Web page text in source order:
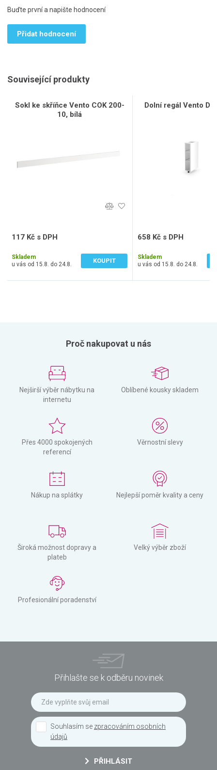
Buďte první a napište hodnocení
Přidat hodnocení
Související produkty
Sokl ke skříňce Vento COK 200-
10, bílá
117 Kč s DPH
Skladem
u vás od 15.8. do 24.8.
KOUPIT
Dolní regál Vento
658 Kč s DPH
Skladem
u vás od 15.8. do 24.8.
Proč nakupovat u nás
Nejširší výběr nábytku na
internetu
Oblíbené kousky skladem
Přes 4000 spokojených
referencí
Věrnostní slevy
Nákup na splátky Nejlepší poměr kvality a ceny
Široká možnost dopravy a
plateb
Velký výběr zboží
Profesionální poradenství
Přihlašte se k odběru novinek
Souhlasím se zpracováním osobních
údajů
PŘIHLÁSIT